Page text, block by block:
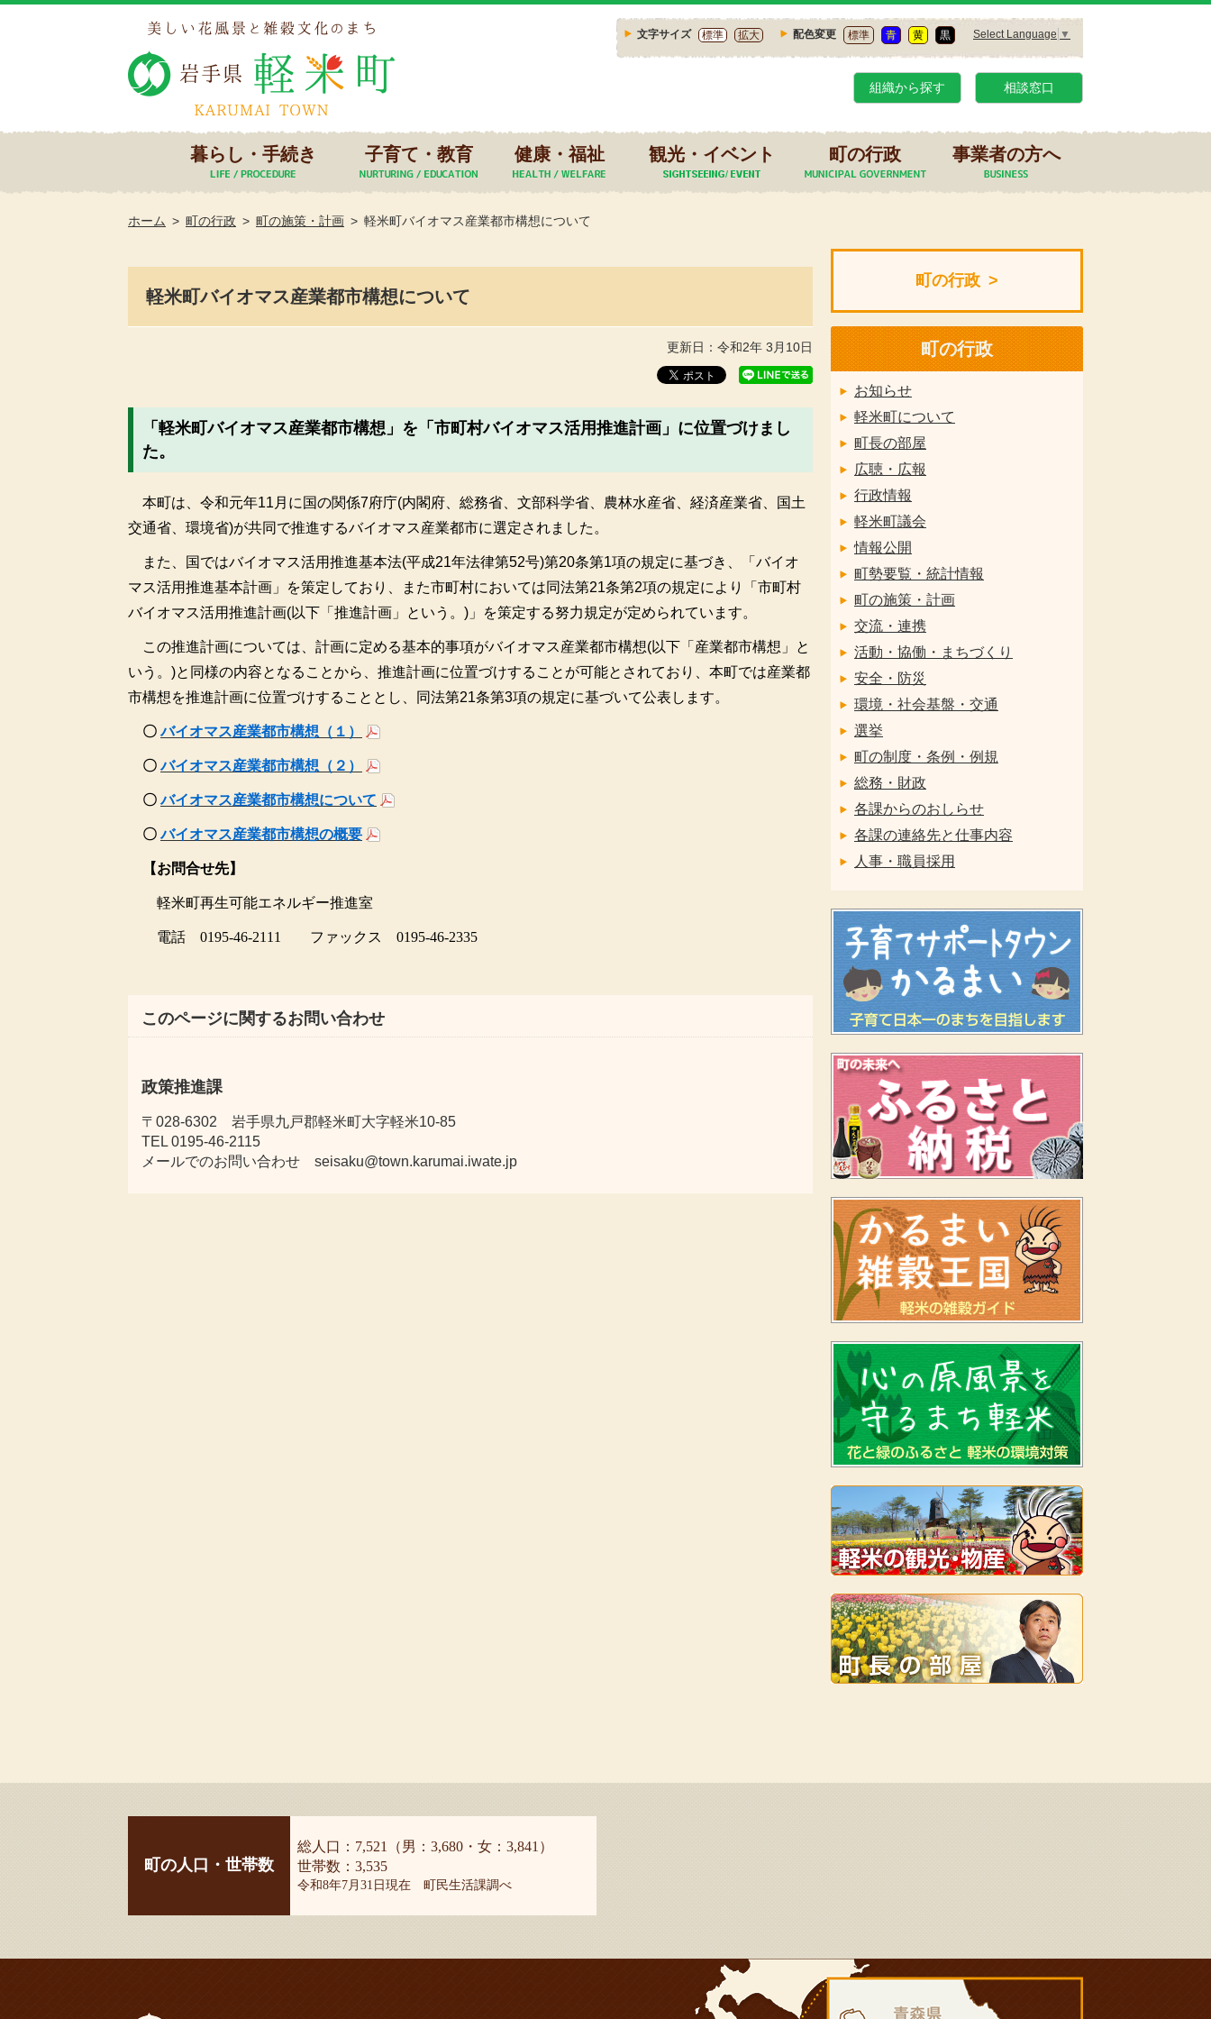
文字サイズ 標準 拡大 配色変更 標準 青 黄 黒 Select Language ▼
組織から探す 相談窓口
暮らし・手続き 子育て・教育 健康・福祉 観光・イベント 町の行政 事業者の方へ
ホーム 町の行政 町の施策・計画 軽米町バイオマス産業都市構想について
軽米町バイオマス産業都市構想について
更新日：令和2年 3月10日
「軽米町バイオマス産業都市構想」を「市町村バイオマス活用推進計画」に位置づけまし
た。
本町は、令和元年11月に国の関係7府庁(内閣府、総務省、文部科学省、農林水産省、経済産業省、国土
交通省、環境省)が共同で推進するバイオマス産業都市に選定されました。
また、国ではバイオマス活用推進基本法(平成21年法律第52号)第20条第1項の規定に基づき、「バイオ
マス活用推進基本計画」を策定しており、また市町村においては同法第21条第2項の規定により「市町村
バイオマス活用推進計画(以下「推進計画」という。)」を策定する努力規定が定められています。
この推進計画については、計画に定める基本的事項がバイオマス産業都市構想(以下「産業都市構想」と
いう。)と同様の内容となることから、推進計画に位置づけすることが可能とされており、本町では産業都
市構想を推進計画に位置づけすることとし、同法第21条第3項の規定に基づいて公表します。
〇 バイオマス産業都市構想（１）
〇 バイオマス産業都市構想（２）
〇 バイオマス産業都市構想について
〇 バイオマス産業都市構想の概要
【お問合せ先】
軽米町再生可能エネルギー推進室
電話 0195-46-2111 ファックス 0195-46-2335
このページに関するお問い合わせ
政策推進課
〒028-6302 岩手県九戸郡軽米町大字軽米10-85
TEL 0195-46-2115
メールでのお問い合わせ seisaku@town.karumai.iwate.jp
町の行政
町の行政
お知らせ
軽米町について
町長の部屋
広聴・広報
行政情報
軽米町議会
情報公開
町勢要覧・統計情報
町の施策・計画
交流・連携
活動・協働・まちづくり
安全・防災
環境・社会基盤・交通
選挙
町の制度・条例・例規
総務・財政
各課からのおしらせ
各課の連絡先と仕事内容
人事・職員採用
町の人口・世帯数
総人口：7,521（男：3,680・女：3,841）
世帯数：3,535
令和8年7月31日現在 町民生活課調べ